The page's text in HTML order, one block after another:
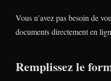
Vous n’avez pas besoin de
documents directement en
Remplissez le